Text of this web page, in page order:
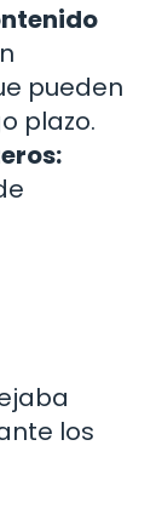
pueden
plazo.
los